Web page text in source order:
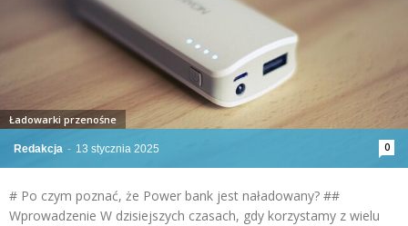
Redakcja - 13 stycznia 2025 0
Ładowarki przenośne
# Po czym poznać, że Power bank jest naładowany? ##
Wprowadzenie W dzisiejszych czasach, gdy korzystamy z wielu